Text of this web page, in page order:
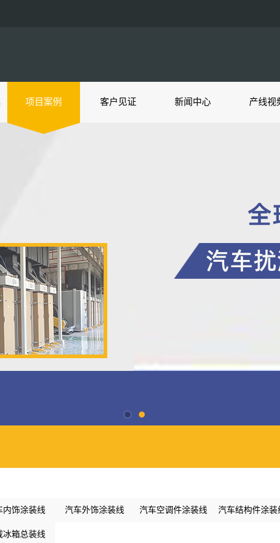
项目案例 客户见证 新闻中心 产线视
内饰涂装线 汽车外饰涂装线 汽车空调件涂装线 汽车结构件涂装
冰箱总装线